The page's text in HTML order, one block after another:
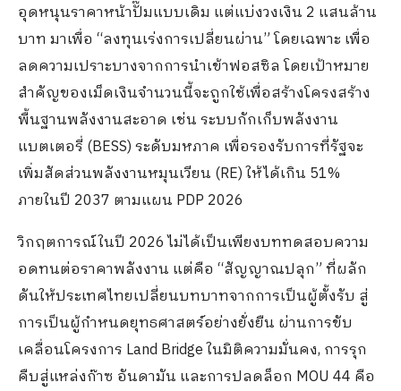
อุดหนุนราคาหน้าปั๊มแบบเดิม แต่แบ่งวงเงิน 2 แสนล้าน
บาท มาเพื่อ “ลงทุนเร่งการเปลี่ยนผ่าน” โดยเฉพาะ เพื่อ
ลดความเปราะบางจากการนำเข้าฟอสซิล โดยเป้าหมาย
สำคัญของเม็ดเงินจำนวนนี้จะถูกใช้เพื่อสร้างโครงสร้าง
พื้นฐานพลังงานสะอาด เช่น ระบบกักเก็บพลังงาน
แบตเตอรี่ (BESS) ระดับมหภาค เพื่อรองรับการที่รัฐจะ
เพิ่มสัดส่วนพลังงานหมุนเวียน (RE) ให้ได้เกิน 51%
ภายในปี 2037 ตามแผน PDP 2026
วิกฤตการณ์ในปี 2026 ไม่ได้เป็นเพียงบททดสอบความ
อดทนต่อราคาพลังงาน แต่คือ “สัญญาณปลุก” ที่ผลัก
ดันให้ประเทศไทยเปลี่ยนบทบาทจากการเป็นผู้ตั้งรับ สู่
การเป็นผู้กำหนดยุทธศาสตร์อย่างยั่งยืน ผ่านการขับ
เคลื่อนโครงการ Land Bridge ในมิติความมั่นคง, การรุก
คืบสู่แหล่งก๊าซ อันดามัน และการปลดล็อก MOU 44 คือ